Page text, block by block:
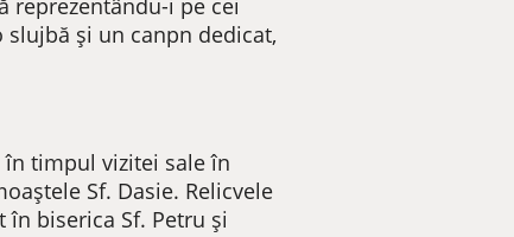
reprezentându-i pe cei
și un canpn dedicat,
în timpul vizitei sale în
Sf. Dasie. Relicvele
biserica Sf. Petru și